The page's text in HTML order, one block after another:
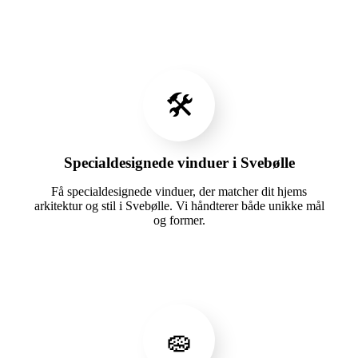
🛠️
Specialdesignede vinduer i Svebølle
Få specialdesignede vinduer, der matcher dit hjems
arkitektur og stil i Svebølle. Vi håndterer både unikke mål
og former.
🧽